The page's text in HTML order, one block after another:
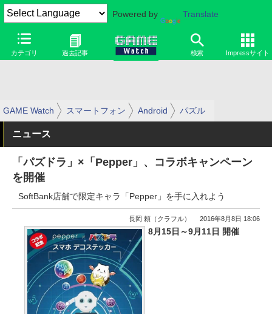
Powered by Translate
カテゴリ 過去記事 検索 Impressサイト
GAME Watch スマートフォン Android パズル
ニュース
「パズドラ」×「Pepper」、コラボキャンペーン
を開催
SoftBank店舗で限定キャラ「Pepper」を手に入れよう
長岡 頼（クラフル） 2016年8月8日 18:06
8月15日～9月11日 開催